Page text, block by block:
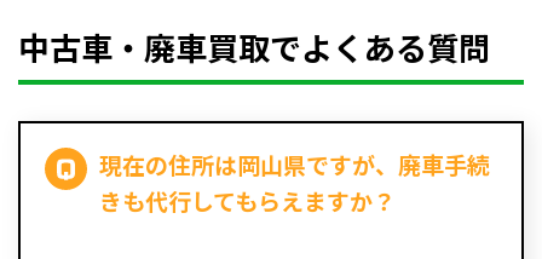
中古車・廃車買取でよくある質問
現在の住所は岡山県ですが、廃車手続
きも代行してもらえますか？